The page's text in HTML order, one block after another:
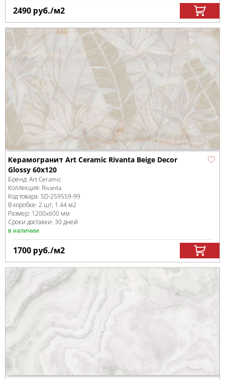
2490 руб./м2
Керамогранит Art Ceramic Rivanta Beige Decor
Glossy 60x120
Бренд: Art Ceramic
Коллекция: Rivanta
Код товара: SD-259559-99
В коробке: 2 шт, 1.44 м2
Размер: 1200x600 мм
Сроки доставки: 30 дней
в наличии
1700 руб./м2